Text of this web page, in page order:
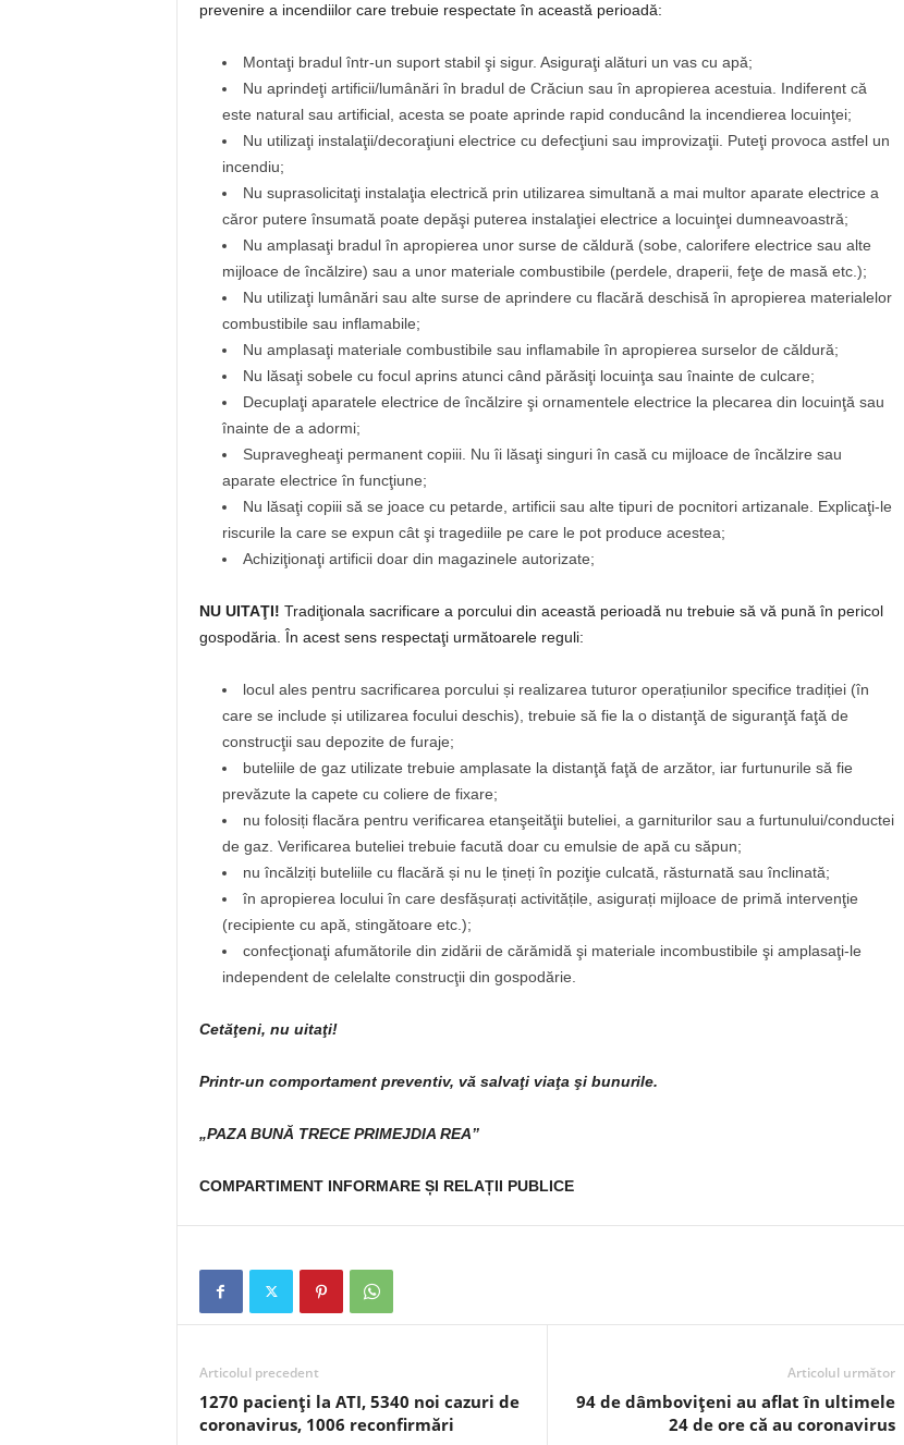
prevenire a incendiilor care trebuie respectate în această perioadă:
Montaţi bradul într-un suport stabil şi sigur. Asiguraţi alături un vas cu apă;
Nu aprindeţi artificii/lumânări în bradul de Crăciun sau în apropierea acestuia. Indiferent că
este natural sau artificial, acesta se poate aprinde rapid conducând la incendierea locuinţei;
Nu utilizaţi instalaţii/decoraţiuni electrice cu defecţiuni sau improvizaţii. Puteţi provoca astfel un
incendiu;
Nu suprasolicitaţi instalaţia electrică prin utilizarea simultană a mai multor aparate electrice a
căror putere însumată poate depăşi puterea instalaţiei electrice a locuinţei dumneavoastră;
Nu amplasaţi bradul în apropierea unor surse de căldură (sobe, calorifere electrice sau alte
mijloace de încălzire) sau a unor materiale combustibile (perdele, draperii, feţe de masă etc.);
Nu utilizaţi lumânări sau alte surse de aprindere cu flacără deschisă în apropierea materialelor
combustibile sau inflamabile;
Nu amplasaţi materiale combustibile sau inflamabile în apropierea surselor de căldură;
Nu lăsaţi sobele cu focul aprins atunci când părăsiţi locuinţa sau înainte de culcare;
Decuplaţi aparatele electrice de încălzire şi ornamentele electrice la plecarea din locuinţă sau
înainte de a adormi;
Supravegheaţi permanent copiii. Nu îi lăsaţi singuri în casă cu mijloace de încălzire sau
aparate electrice în funcţiune;
Nu lăsaţi copiii să se joace cu petarde, artificii sau alte tipuri de pocnitori artizanale. Explicaţi-le
riscurile la care se expun cât şi tragediile pe care le pot produce acestea;
Achiziţionaţi artificii doar din magazinele autorizate;
NU UITAŢI! Tradiţionala sacrificare a porcului din această perioadă nu trebuie să vă pună în pericol
gospodăria. În acest sens respectaţi următoarele reguli:
locul ales pentru sacrificarea porcului și realizarea tuturor operațiunilor specifice tradiției (în
care se include și utilizarea focului deschis), trebuie să fie la o distanţă de siguranţă faţă de
construcţii sau depozite de furaje;
buteliile de gaz utilizate trebuie amplasate la distanţă faţă de arzător, iar furtunurile să fie
prevăzute la capete cu coliere de fixare;
nu folosiți flacăra pentru verificarea etanşeităţii buteliei, a garniturilor sau a furtunului/conductei
de gaz. Verificarea buteliei trebuie facută doar cu emulsie de apă cu săpun;
nu încălziți buteliile cu flacără și nu le țineți în poziţie culcată, răsturnată sau înclinată;
în apropierea locului în care desfășurați activitățile, asigurați mijloace de primă intervenţie
(recipiente cu apă, stingătoare etc.);
confecţionaţi afumătorile din zidării de cărămidă şi materiale incombustibile şi amplasaţi-le
independent de celelalte construcţii din gospodărie.
Cetăţeni, nu uitaţi!
Printr-un comportament preventiv, vă salvaţi viaţa şi bunurile.
„PAZA BUNĂ TRECE PRIMEJDIA REA”
COMPARTIMENT INFORMARE ȘI RELAȚII PUBLICE
Articolul precedent
1270 pacienți la ATI, 5340 noi cazuri de
coronavirus, 1006 reconfirmări
Articolul următor
94 de dâmbovițeni au aflat în ultimele
24 de ore că au coronavirus